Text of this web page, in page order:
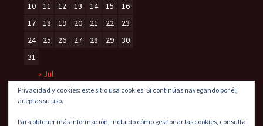
10
11 12 13 14 15
16
17
18 19 20 21 22
23
24
25 26 27 28 29
30
31
« Jul
Privacidad y cookies: este sitio usa cookies. Si continúas navegando por él,
aceptas su uso.
Para obtener más información, incluido cómo gestionar las cookies, consulta: